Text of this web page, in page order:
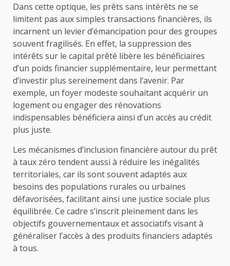
Dans cette optique, les prêts sans intérêts ne se
limitent pas aux simples transactions financières, ils
incarnent un levier d’émancipation pour des groupes
souvent fragilisés. En effet, la suppression des
intérêts sur le capital prêté libère les bénéficiaires
d’un poids financier supplémentaire, leur permettant
d’investir plus sereinement dans l’avenir. Par
exemple, un foyer modeste souhaitant acquérir un
logement ou engager des rénovations
indispensables bénéficiera ainsi d’un accès au crédit
plus juste.
Les mécanismes d’inclusion financière autour du prêt
à taux zéro tendent aussi à réduire les inégalités
territoriales, car ils sont souvent adaptés aux
besoins des populations rurales ou urbaines
défavorisées, facilitant ainsi une justice sociale plus
équilibrée. Ce cadre s’inscrit pleinement dans les
objectifs gouvernementaux et associatifs visant à
généraliser l’accès à des produits financiers adaptés
à tous.